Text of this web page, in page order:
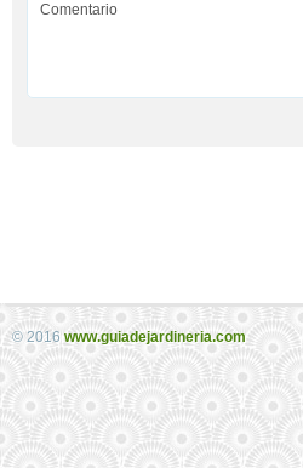
© 2016 www.guiadejardineria.com